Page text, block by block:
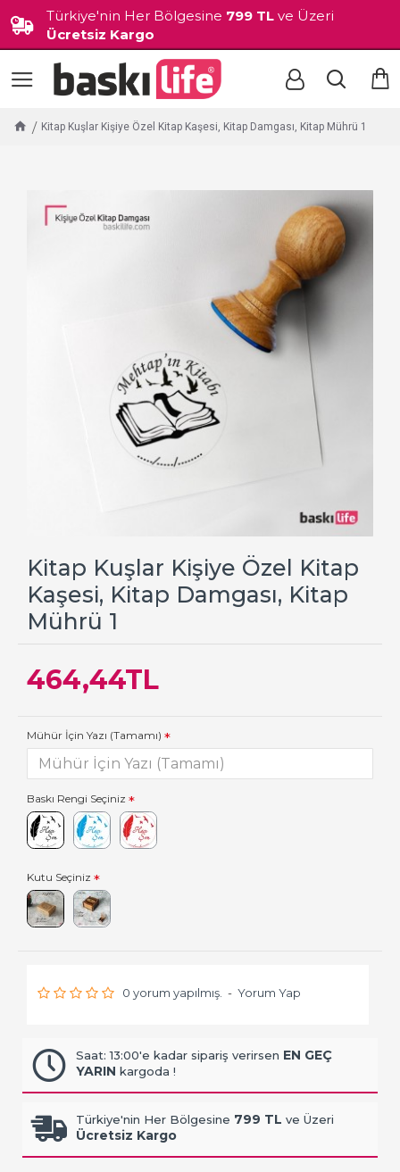
Türkiye'nin Her Bölgesine 799 TL ve Üzeri
Ücretsiz Kargo
Kitap Kuşlar Kişiye Özel Kitap Kaşesi, Kitap Damgası, Kitap Mührü 1
Kitap Kuşlar Kişiye Özel Kitap
Kaşesi, Kitap Damgası, Kitap
Mührü 1
0 yorum yapılmış. - Yorum Yap
464,44TL
Mühür İçin Yazı (Tamamı)
Baskı Rengi Seçiniz
Kutu Seçiniz
Saat: 13:00'e kadar sipariş verirsen EN GEÇ
YARIN kargoda !
Türkiye'nin Her Bölgesine 799 TL ve Üzeri
Ücretsiz Kargo